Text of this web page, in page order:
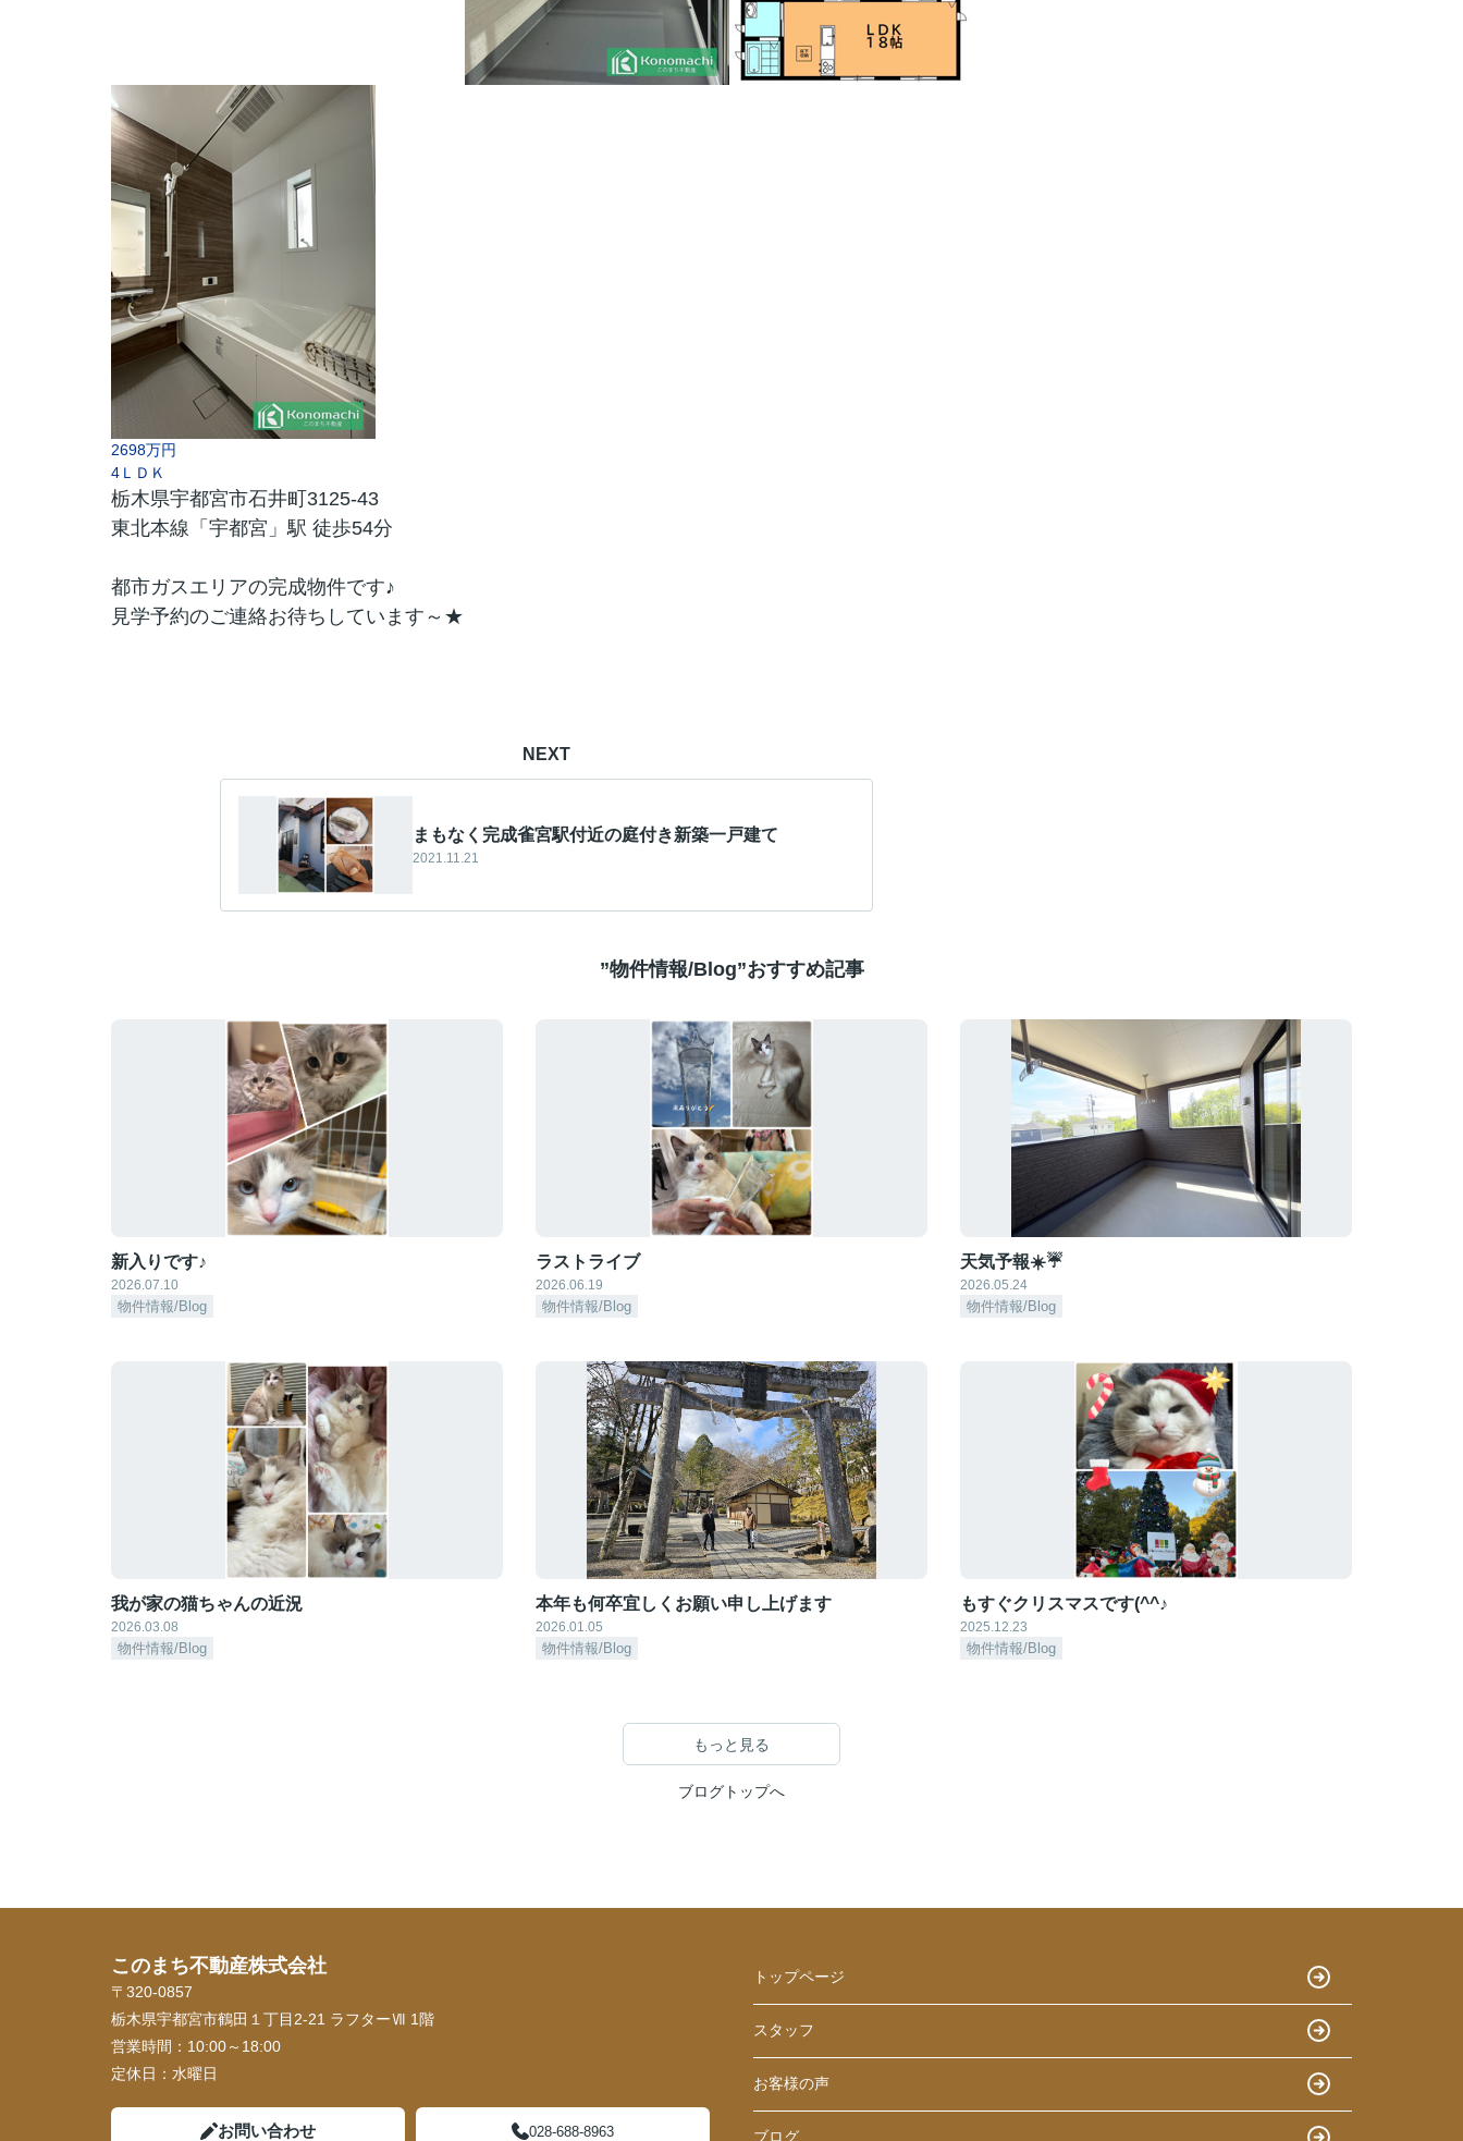
2698万円
4ＬＤＫ
栃木県宇都宮市石井町3125-43
東北本線「宇都宮」駅 徒歩54分
都市ガスエリアの完成物件です♪
見学予約のご連絡お待ちしています～★
NEXT
まもなく完成雀宮駅付近の庭付き新築一戸建て
2021.11.21
”物件情報/Blog”おすすめ記事
新入りです♪
2026.07.10
物件情報/Blog
ラストライブ
2026.06.19
物件情報/Blog
天気予報☀️☔
2026.05.24
物件情報/Blog
我が家の猫ちゃんの近況
2026.03.08
物件情報/Blog
本年も何卒宜しくお願い申し上げます
2026.01.05
物件情報/Blog
もすぐクリスマスです(^^♪
2025.12.23
物件情報/Blog
もっと見る
ブログトップへ
このまち不動産株式会社
〒320-0857
栃木県宇都宮市鶴田１丁目2-21 ラフターⅦ 1階
営業時間： 10:00～18:00
定休日： 水曜日
お問い合わせ 028-688-8963
トップページ
スタッフ
お客様の声
ブログ